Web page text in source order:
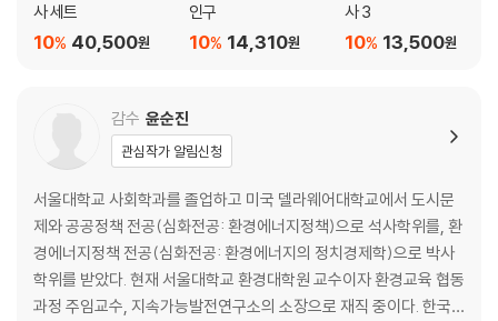
사 세트
40,500원
10%
인구
14,310원
10%
사 3
13,500원
10%
감수 윤순진
관심작가 알림신청
서울대학교 사회학과를 졸업하고 미국 델라웨어대학교에서 도시문
제와 공공정책 전공(심화전공: 환경에너지정책)으로 석사학위를, 환
경에너지정책 전공(심화전공: 환경에너지의 정치경제학)으로 박사
학위를 받았다. 현재 서울대학교 환경대학원 교수이자 환경교육 협동
과정 주임교수, 지속가능발전연구소의 소장으로 재직 중이다. 한국